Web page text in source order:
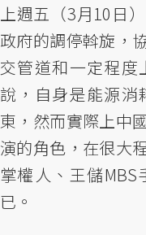
上週五（3月10日
政府的調停斡旋，
交管道和一定程度
說，自身是能源消
東，然而實際上中
演的角色，在很大
掌權人、王儲
已。